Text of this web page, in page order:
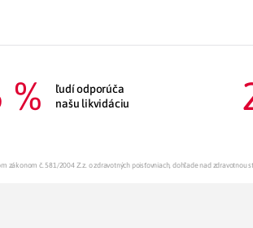
%
ľudí odporúča
našu likvidáciu
zákonom č. 581/2004 Z.z. o zdravotných poisťovniach, dohľade nad